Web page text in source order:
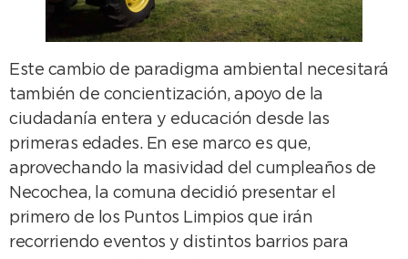
Este cambio de paradigma ambiental necesitará
también de concientización, apoyo de la
ciudadanía entera y educación desde las
primeras edades. En ese marco es que,
aprovechando la masividad del cumpleaños de
Necochea, la comuna decidió presentar el
primero de los Puntos Limpios que irán
recorriendo eventos y distintos barrios para